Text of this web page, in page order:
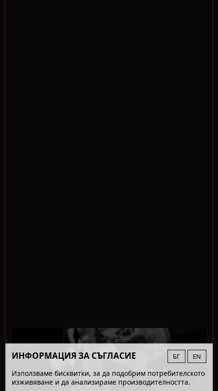
ИНФОРМАЦИЯ ЗА СЪГЛАСИЕ БГ EN
Използваме бисквитки, за да подобрим потребителското
изживяване и да анализираме производителността.